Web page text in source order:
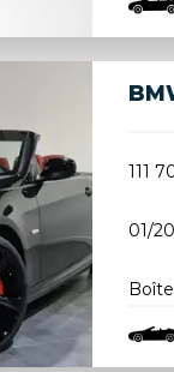
111
01/